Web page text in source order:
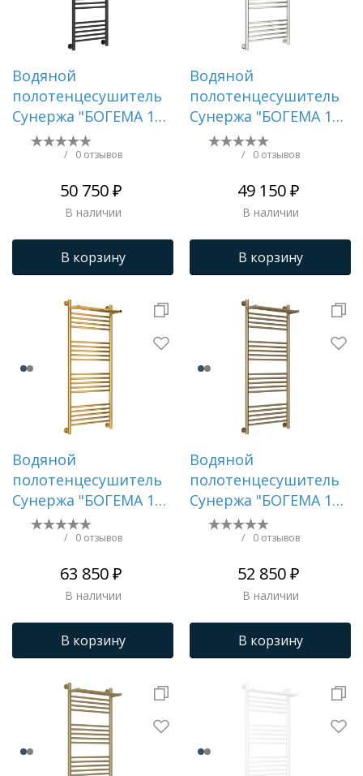
Водяной
полотенцесушитель
Сунержа "БОГЕМА 1П
+" 1200х400 (Тёмный
титан муар)
/ 0 отзывов
50 750 ₽
В наличии
В корзину
Водяной
полотенцесушитель
Сунержа "БОГЕМА 1П
+" 1200х500 (Без
покрытия)
/ 0 отзывов
49 150 ₽
В наличии
В корзину
Водяной
полотенцесушитель
Сунержа "БОГЕМА 1П
+" 1200х500 (Золото)
/ 0 отзывов
63 850 ₽
В наличии
В корзину
Водяной
полотенцесушитель
Сунержа "БОГЕМА 1П
+" 1200х500 (Золотой
/ 0 отзывов
52 850 ₽
В наличии
В корзину